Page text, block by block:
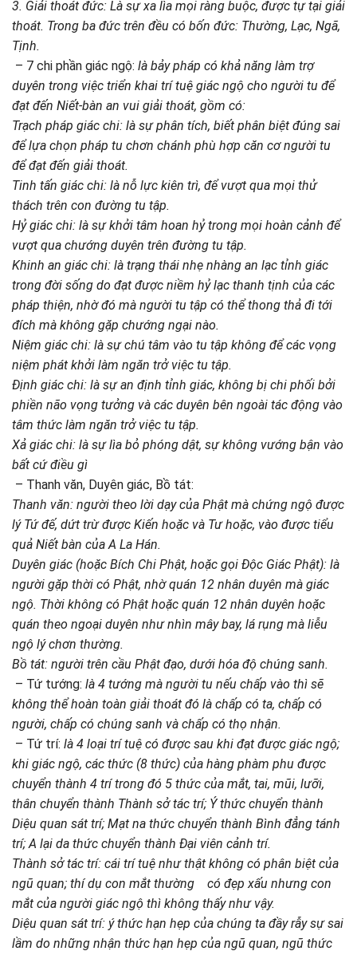
3. Giải thoát đức: Là sự xa lìa mọi ràng buộc, được tự tại giải
thoát. Trong ba đức trên đều có bốn đức: Thường, Lạc, Ngã,
Tịnh.
– 7 chi phần giác ngộ: là bảy pháp có khả năng làm trợ
duyên trong việc triển khai trí tuệ giác ngộ cho người tu để
đạt đến Niết-bàn an vui giải thoát, gồm có:
Trạch pháp giác chi: là sự phân tích, biết phân biệt đúng sai
để lựa chọn pháp tu chơn chánh phù hợp căn cơ người tu
để đạt đến giải thoát.
Tinh tấn giác chi: là nỗ lực kiên trì, để vượt qua mọi thử
thách trên con đường tu tập.
Hỷ giác chi: là sự khởi tâm hoan hỷ trong mọi hoàn cảnh để
vượt qua chướng duyên trên đường tu tập.
Khinh an giác chi: là trạng thái nhẹ nhàng an lạc tỉnh giác
trong đời sống do đạt được niềm hỷ lạc thanh tịnh của các
pháp thiện, nhờ đó mà người tu tập có thể thong thả đi tới
đích mà không gặp chướng ngại nào.
Niệm giác chi: là sự chú tâm vào tu tập không đểcác vọng
niệm phát khởi làm ngăn trở việc tu tập.
Định giác chi: là sự an định tỉnh giác, không bị chi phối bởi
phiền não vọng tưởng và các duyên bên ngoài tác động vào
tâm thức làm ngăn trở việc tu tập.
Xả giác chi: là sự lìa bỏ phóng dật, sự không vướng bận vào
bất cứ điều gì
– Thanh văn, Duyên giác, Bồ tát:
Thanh văn: người theo lời dạy của Phật mà chứng ngộ được
lý Tứ đế, dứt trừ được Kiến hoặc và Tư hoặc, vào được tiểu
quả Niết bàn của A La Hán.
Duyên giác (hoặc Bích Chi Phật, hoặc gọi Độc Giác Phật): là
người gặp thời có Phật, nhờ quán 12 nhân duyên mà giác
ngộ. Thời không có Phật hoặc quán 12 nhân duyên hoặc
quán theo ngoại duyên như nhìn mây bay, lá rụng mà liễu
ngộ lý chơn thường.
Bồ tát: người trên cầu Phật đạo, dưới hóa độ chúng sanh.
– Tứ tướng: là 4 tướng mà người tu nếu chấp vào thì sẽ
không thể hoàn toàn giải thoát đó là chấp có ta, chấp có
người, chấp có chúng sanh và chấp có thọ nhận.
– Tứ trí: là 4 loại trí tuệ có được sau khi đạt được giác ngộ;
khi giác ngộ, các thức (8 thức) của hàng phàm phu được
chuyển thành 4 trí trong đó 5 thức của mắt, tai, mũi, lưỡi,
thân chuyển thành Thành sở tác trí; Ý thức chuyển thành
Diệu quan sát trí; Mạt na thức chuyển thành Bình đẳng tánh
trí; A lại da thức chuyển thành Đại viên cảnh trí.
Thành sở tác trí: cái trí tuệ như thật không có phân biệt của
ngũ quan; thí dụ con mắt thường có đẹp xấu nhưng con
mắt của người giác ngộ thì không thấy như vậy.
Diệu quan sát trí: ý thức hạn hẹp của chúng ta đầy rẫy sự sai
lầm do những nhận thức hạn hẹp của ngũ quan, ngũ thức